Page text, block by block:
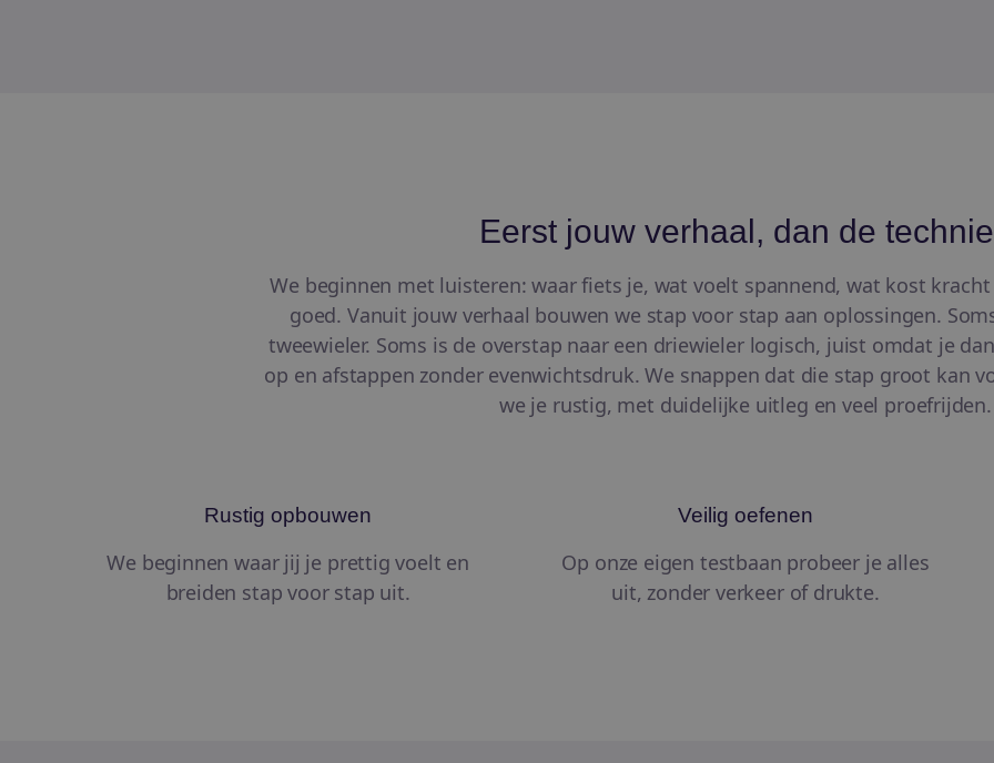
Eerst jouw verhaal, dan de
We beginnen met luisteren: waar fiets je, wat voelt spannend, wat kost
goed. Vanuit jouw verhaal bouwen we stap voor stap aan oplossingen.
tweewieler. Soms is de overstap naar een driewieler logisch, juist omdat je
op en afstappen zonder evenwichtsdruk. We snappen dat die stap groot kan
we je rustig, met duidelijke uitleg en veel proefrijden.
Rustig opbouwen
We beginnen waar jij je prettig voelt en
breiden stap voor stap uit.
Veilig oefenen
Op onze eigen testbaan probeer je alles
uit, zonder verkeer of drukte.